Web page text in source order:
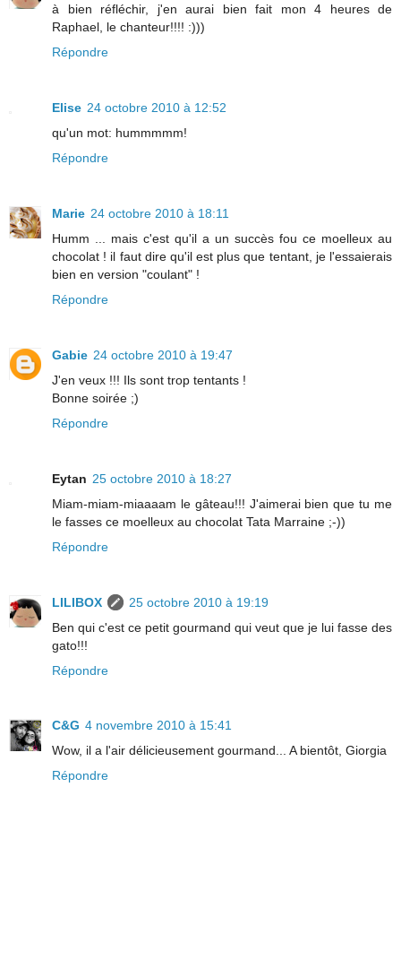
à bien réfléchir, j'en aurai bien fait mon 4 heures de
Raphael, le chanteur!!!! :)))
Répondre
Elise 24 octobre 2010 à 12:52
qu'un mot: hummmmm!
Répondre
Marie 24 octobre 2010 à 18:11
Humm ... mais c'est qu'il a un succès fou ce moelleux au
chocolat ! il faut dire qu'il est plus que tentant, je l'essaierais
bien en version "coulant" !
Répondre
Gabie 24 octobre 2010 à 19:47
J'en veux !!! Ils sont trop tentants !
Bonne soirée ;)
Répondre
Eytan 25 octobre 2010 à 18:27
Miam-miam-miaaaam le gâteau!!! J'aimerai bien que tu me
le fasses ce moelleux au chocolat Tata Marraine ;-))
Répondre
LILIBOX
25 octobre 2010 à 19:19
Ben qui c'est ce petit gourmand qui veut que je lui fasse des
gato!!!
Répondre
C&G 4 novembre 2010 à 15:41
Wow, il a l'air délicieusement gourmand... A bientôt, Giorgia
Répondre